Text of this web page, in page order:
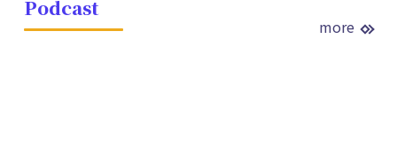
Podcast
more